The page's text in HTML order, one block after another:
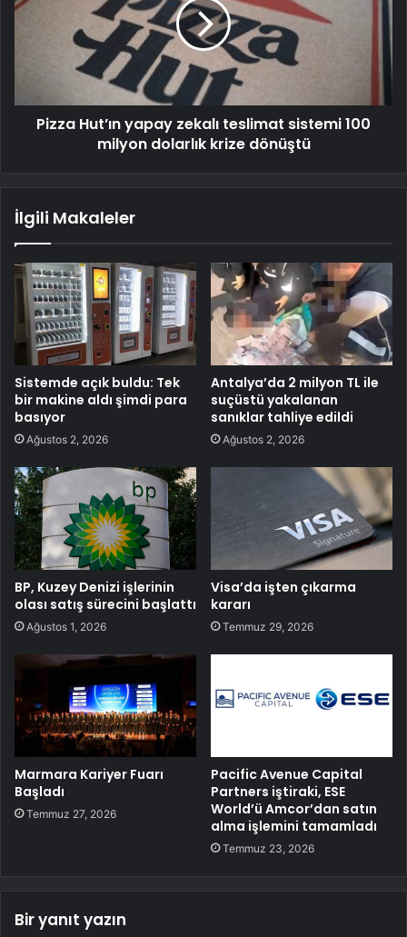
Pizza Hut’ın yapay zekalı teslimat sistemi 100
milyon dolarlık krize dönüştü
İlgili Makaleler
Sistemde açık buldu: Tek
bir makine aldı şimdi para
basıyor
Ağustos 2, 2026
Antalya’da 2 milyon TL ile
suçüstü yakalanan
sanıklar tahliye edildi
Ağustos 2, 2026
BP, Kuzey Denizi işlerinin
olası satış sürecini başlattı
Ağustos 1, 2026
Visa’da işten çıkarma
kararı
Temmuz 29, 2026
Marmara Kariyer Fuarı
Başladı
Temmuz 27, 2026
Pacific Avenue Capital
Partners iştiraki, ESE
World’ü Amcor’dan satın
alma işlemini tamamladı
Temmuz 23, 2026
Bir yanıt yazın